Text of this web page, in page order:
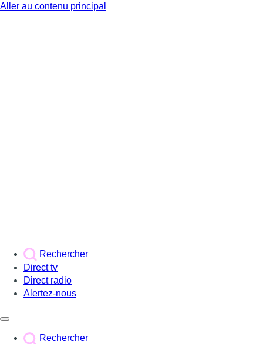
Aller au contenu principal
Rechercher
Direct tv
Direct radio
Alertez-nous
Rechercher